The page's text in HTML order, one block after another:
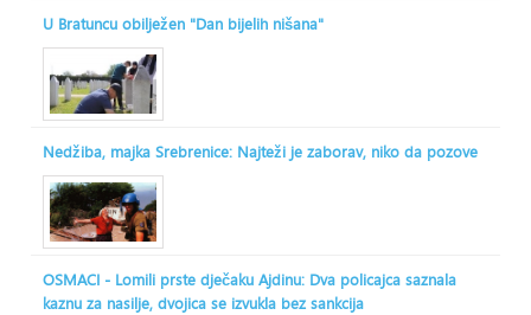
U Bratuncu obilježen "Dan bijelih nišana"
Nedžiba, majka Srebrenice: Najteži je zaborav, niko da pozove
OSMACI - Lomili prste dječaku Ajdinu: Dva policajca saznala
kaznu za nasilje, dvojica se izvukla bez sankcija